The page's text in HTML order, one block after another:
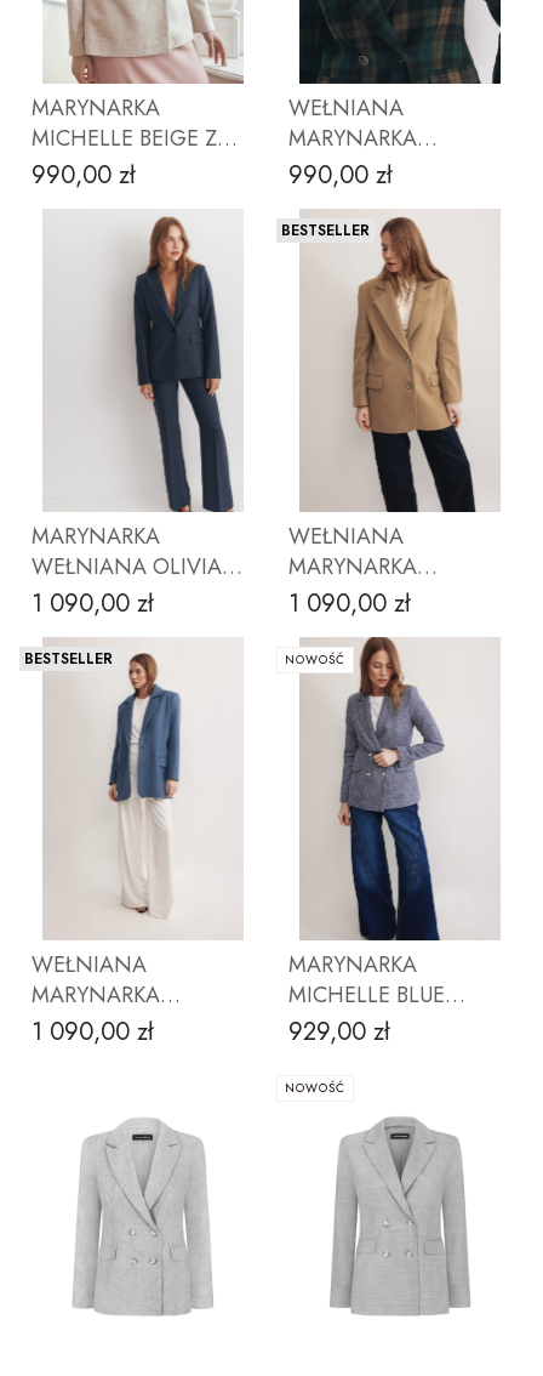
MARYNARKA
MICHELLE BEIGE Z
WEŁNĄ
Cena
990,00 zł
ZOBACZ PRODUKT
WEŁNIANA
MARYNARKA
MICHELLE ZIELONA
KRATECZKA
Cena
990,00 zł
ZOBACZ PRODUKT
MARYNARKA
WEŁNIANA OLIVIA
PETROL WEŁNA
MERINO
Cena
1 090,00 zł
ZOBACZ PRODUKT
BESTSELLER
WEŁNIANA
MARYNARKA
OVERSIZE MEL CAMEL
Cena
1 090,00 zł
ZOBACZ PRODUKT
BESTSELLER
WEŁNIANA
MARYNARKA
OVERSIZE MEL BŁĘKIT
Cena
1 090,00 zł
ZOBACZ PRODUKT
NOWOŚĆ
MARYNARKA
MICHELLE BLUE
TWEED
Cena
929,00 zł
ZOBACZ PRODUKT
NOWOŚĆ